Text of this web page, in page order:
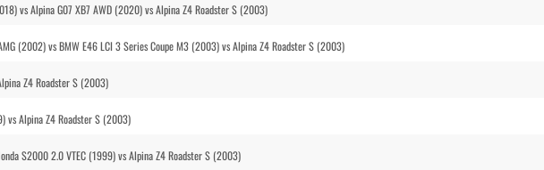
vs Alpina G07 XB7 AWD (2020) vs Alpina Z4 Roadster S (2003)
(2002) vs BMW E46 LCI 3 Series Coupe M3 (2003) vs Alpina Z4 Roadster S (2003)
Z4 Roadster S (2003)
vs Alpina Z4 Roadster S (2003)
S2000 2.0 VTEC (1999) vs Alpina Z4 Roadster S (2003)